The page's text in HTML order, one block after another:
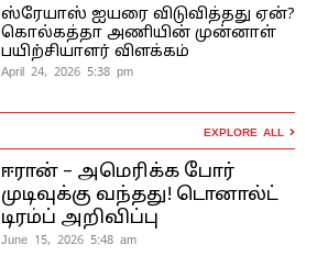
ஸ்ரேயாஸ் ஐயரை விடுவித்தது ஏன்?
கொல்கத்தா அணியின் முன்னாள்
பயிற்சியாளர் விளக்கம்
April 24, 2026 5:38 pm
EXPLORE ALL
ஈரான் – அமெரிக்க போர்
முடிவுக்கு வந்தது! டொனால்ட்
டிரம்ப் அறிவிப்பு
June 15, 2026 5:48 am